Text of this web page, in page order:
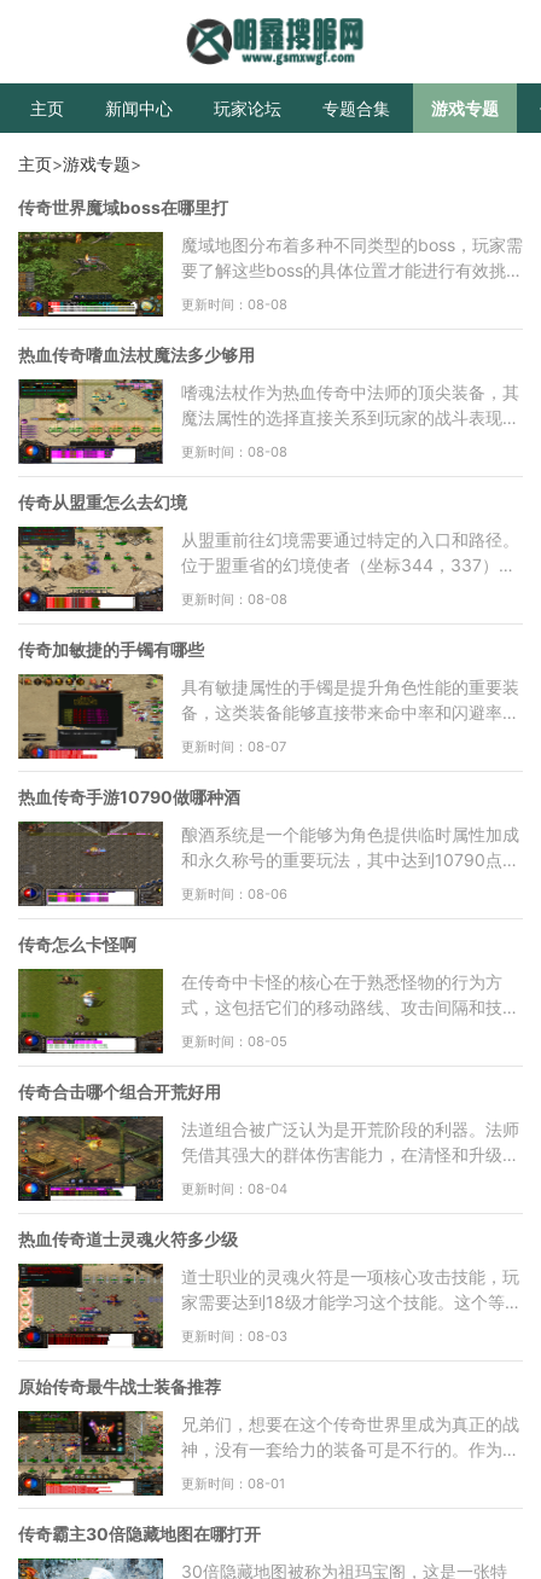
主页 新闻中心 玩家论坛 专题合集 游戏专题
主页>游戏专题>
传奇世界魔域boss在哪里打
魔域地图分布着多种不同类型的boss，玩家需
要了解这些boss的具体位置才能进行有效挑
战。魔域地图包含了多个层级和区域，每个区
更新时间：08-08
热血传奇嗜血法杖魔法多少够用
嗜魂法杖作为热血传奇中法师的顶尖装备，其
魔法属性的选择直接关系到玩家的战斗表现和
适用场景。对于法师职业而言，魔法值是影响
更新时间：08-08
传奇从盟重怎么去幻境
从盟重前往幻境需要通过特定的入口和路径。
位于盟重省的幻境使者（坐标344，337）或
安全区的幻境老兵是进入幻境的常见入口点，
更新时间：08-08
传奇加敏捷的手镯有哪些
具有敏捷属性的手镯是提升角色性能的重要装
备，这类装备能够直接带来命中率和闪避率的
全面提升。对于喜欢灵活战斗风格的玩家来
更新时间：08-07
热血传奇手游10790做哪种酒
酿酒系统是一个能够为角色提供临时属性加成
和永久称号的重要玩法，其中达到10790点酒
量可以激活众醉独醒称号，该称号能够为角色
更新时间：08-06
传奇怎么卡怪啊
在传奇中卡怪的核心在于熟悉怪物的行为方
式，这包括它们的移动路线、攻击间隔和技能
触发条件。通过仔细观察，你就能发现怪物在
更新时间：08-05
传奇合击哪个组合开荒好用
法道组合被广泛认为是开荒阶段的利器。法师
凭借其强大的群体伤害能力，在清怪和升级过
程中具有显著优势，而道士的辅助技能能够有
更新时间：08-04
热血传奇道士灵魂火符多少级
道士职业的灵魂火符是一项核心攻击技能，玩
家需要达到18级才能学习这个技能。这个等级
要求使得灵魂火符成为道士职业中期的重要战
更新时间：08-03
原始传奇最牛战士装备推荐
兄弟们，想要在这个传奇世界里成为真正的战
神，没有一套给力的装备可是不行的。作为近
战职业的扛把子，咱们战士对装备的依赖程度
更新时间：08-01
传奇霸主30倍隐藏地图在哪打开
30倍隐藏地图被称为祖玛宝阁，这是一张特